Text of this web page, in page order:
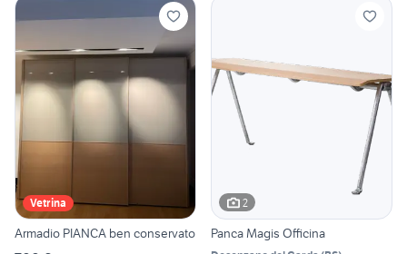
Vetrina
Armadio PIANCA ben conservato
2
Panca Magis Officina